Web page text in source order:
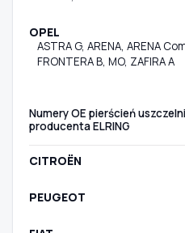
OPEL
ASTRA G, ARENA, ARENA
FRONTERA B, MO, ZAFIRA A
Numery OE pierścień
producenta ELRING
CITROËN
PEUGEOT